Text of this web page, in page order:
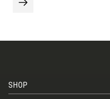
SHOP